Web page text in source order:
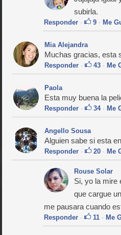
subirla.
Responder · 9 · Me
Mia Alejandra
Muchas gracias, esta
Responder · 43 · Me
Paola
Esta muy buena la
Responder · 34· Me
Angello Sousa
Alguien sabe si esta
Responder · 20 · Me
Rouse Solar
Si, yo la mire
que cargue
me pausara cuando
Responder · 11 · Me